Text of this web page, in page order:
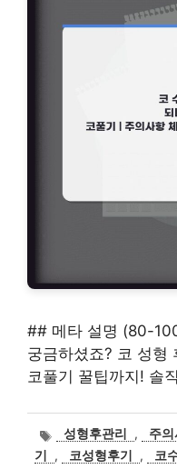
## 메타 설명 (80-
궁금하셨죠? 코 성형
코풀기 꿀팁까지! 솔
태성형후관리 , 주
기
, 코성형후기 , 코